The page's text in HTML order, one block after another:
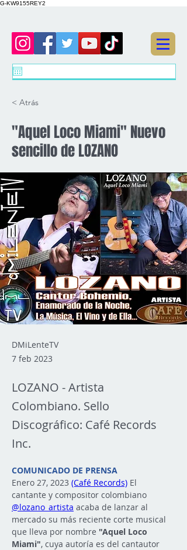
G-KW9155REY2
< Atrás
"Aquel Loco Miami" Nuevo
sencillo de LOZANO
DMiLenteTV
7 feb 2023
LOZANO - Artista
Colombiano. Sello
Discográfico: Café Records
Inc.
COMUNICADO DE PRENSA
Enero 27, 2023 (Café Records) El
cantante y compositor colombiano
@lozano_artista acaba de lanzar al
mercado su más reciente corte musical
que lleva por nombre "Aquel Loco
Miami", cuya autoría es del cantautor